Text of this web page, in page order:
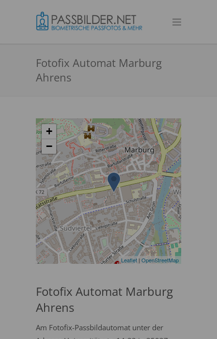
Fotofix Automat Marburg
Ahrens
+
−
Leaflet | OpenStreetMap
Fotofix Automat Marburg
Ahrens
Am Fotofix-Passbildautomat unter der